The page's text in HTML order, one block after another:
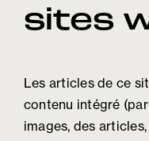
sites
Les articles de ce
contenu intégré
images, des